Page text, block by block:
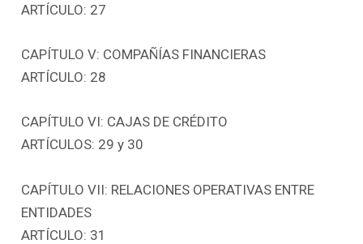
ARTÍCULO: 27
CAPÍTULO V: COMPAÑÍAS FINANCIERAS
ARTÍCULO: 28
CAPÍTULO VI: CAJAS DE CRÉDITO
ARTÍCULOS: 29 y 30
CAPÍTULO VII: RELACIONES OPERATIVAS ENTRE
ENTIDADES
ARTÍCULO: 31